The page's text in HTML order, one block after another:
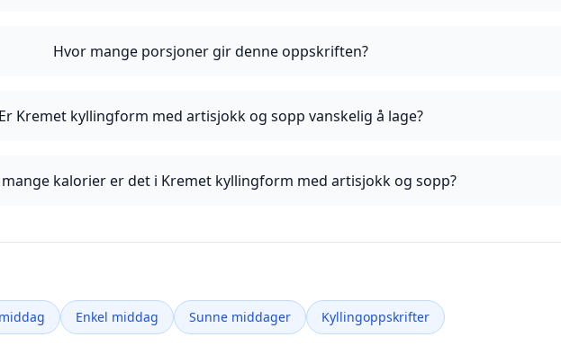
Hvor mange porsjoner gir denne oppskriften?
Er Kremet kyllingform med artisjokk og sopp vanskelig å lage?
kalorier er det i Kremet kyllingform med artisjokk og sopp?
Enkel middag Sunne middager Kyllingoppskrifter